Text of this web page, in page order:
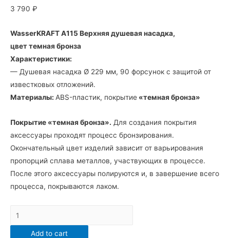
3 790 ₽
WasserKRAFT A115 Верхняя душевая насадка,
цвет темная бронза
Характеристики:
— Душевая насадка Ø 229 мм, 90 форсунок с защитой от
известковых отложений.
Материалы: ABS-пластик, покрытие «темная бронза»
Покрытие «темная бронза». Для создания покрытия
аксессуары проходят процесс бронзирования.
Окончательный цвет изделий зависит от варьирования
пропорций сплава металлов, участвующих в процессе.
После этого аксессуары полируются и, в завершение всего
процесса, покрываются лаком.
А115
Верхний
Add to cart